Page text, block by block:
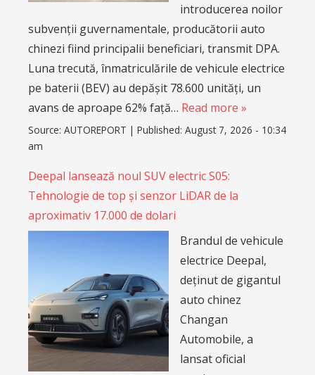
introducerea noilor
subvenții guvernamentale, producătorii auto
chinezi fiind principalii beneficiari, transmit DPA.
Luna trecută, înmatriculările de vehicule electrice
pe baterii (BEV) au depășit 78.600 unități, un
avans de aproape 62% față… Read more »
Source: AUTOREPORT | Published: August 7, 2026 - 10:34
am
Deepal lansează noul SUV electric S05:
Tehnologie de top și senzor LiDAR de la
aproximativ 17.000 de dolari
Brandul de vehicule
electrice Deepal,
deținut de gigantul
auto chinez
Changan
Automobile, a
lansat oficial